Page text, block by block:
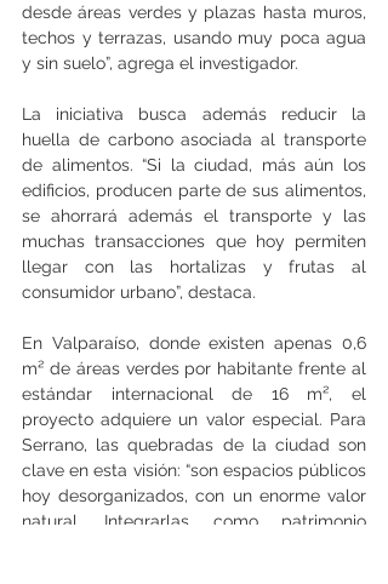
desde áreas verdes y plazas hasta muros,
techos y terrazas, usando muy poca agua
y sin suelo”, agrega el investigador.
La iniciativa busca además reducir la
huella de carbono asociada al transporte
de alimentos. “Si la ciudad, más aún los
edificios, producen parte de sus alimentos,
se ahorrará además el transporte y las
muchas transacciones que hoy permiten
llegar con las hortalizas y frutas al
consumidor urbano”, destaca.
En Valparaíso, donde existen apenas 0,6
m² de áreas verdes por habitante frente al
estándar internacional de 16 m², el
proyecto adquiere un valor especial. Para
Serrano, las quebradas de la ciudad son
clave en esta visión: “son espacios públicos
hoy desorganizados, con un enorme valor
natural. Integrarlas como patrimonio